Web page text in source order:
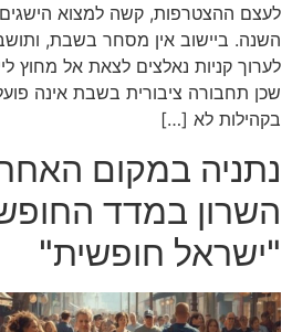
לעצם ההצטרפות, קשה למצוא
השנה. ביישוב אין מסחר בשבת,
לערוך קניות נאלצים לצאת אל מחוץ
שכן תחבורה ציבורית בשבת אינה
בקהילות לא […]
נתניה במקום
השרון במדד
"ישראל חופשית"